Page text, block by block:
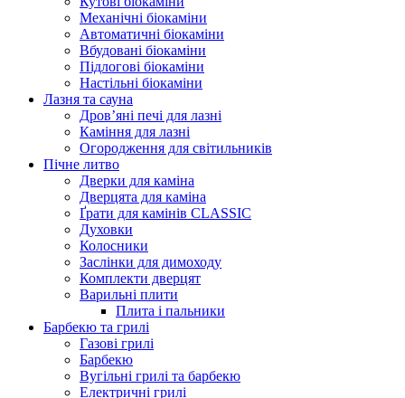
Механічні біокаміни
Автоматичні біокаміни
Вбудовані біокаміни
Підлогові біокаміни
Настільні біокаміни
Лазня та сауна
Дров’яні печі для лазні
Каміння для лазні
Огородження для світильників
Пічне литво
Дверки для каміна
Дверцята для каміна
Ґрати для камінів CLASSIC
Духовки
Колосники
Заслінки для димоходу
Комплекти дверцят
Варильні плити
Плита і пальники
Барбекю та грилі
Газові грилі
Барбекю
Вугільні грилі та барбекю
Електричні грилі